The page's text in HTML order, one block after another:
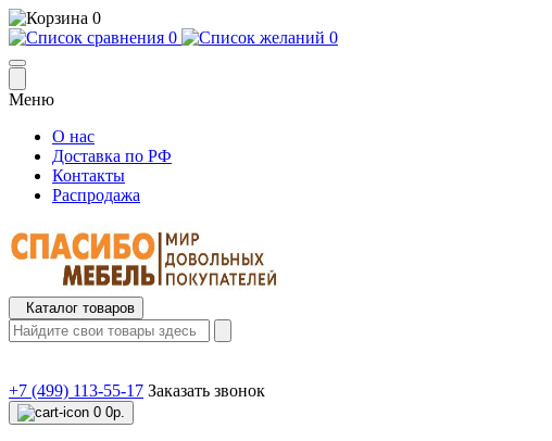
0
0
0
Меню
О нас
Доставка по РФ
Контакты
Распродажа
Каталог товаров
+7 (499) 113-55-17 Заказать звонок
0 0р.